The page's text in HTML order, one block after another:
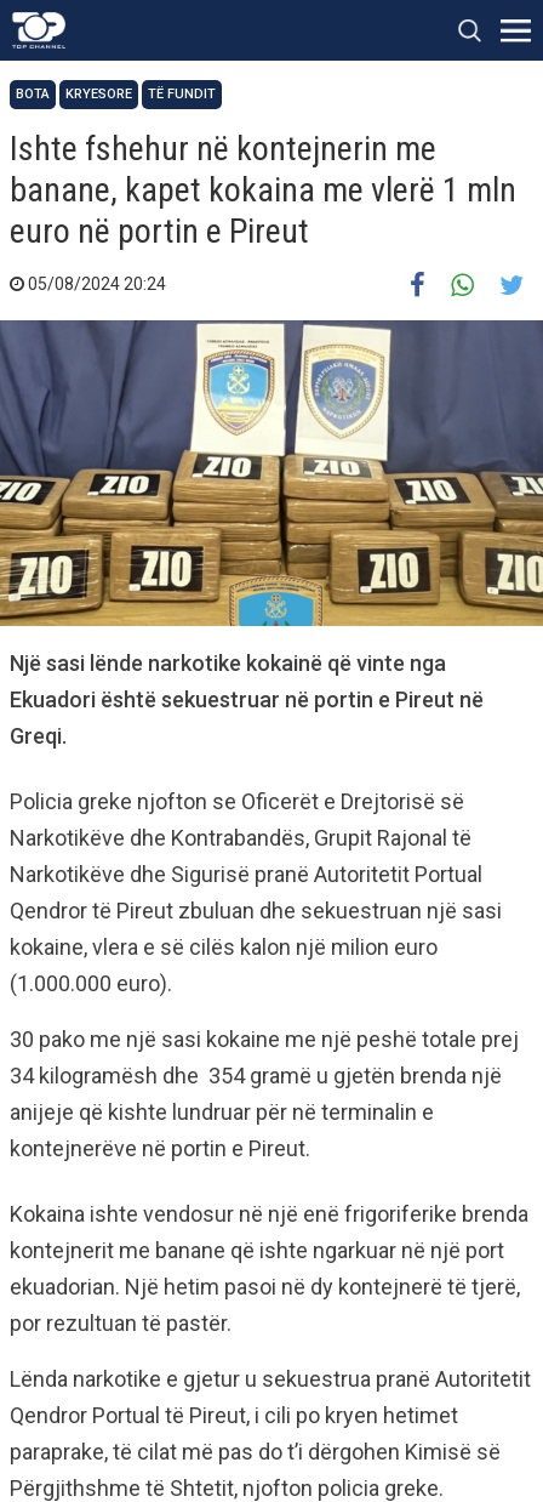
BOTA KRYESORE TË FUNDIT
Ishte fshehur në kontejnerin me
banane, kapet kokaina me vlerë 1 mln
euro në portin e Pireut
05/08/2024 20:24
Një sasi lënde narkotike kokainë që vinte nga
Ekuadori është sekuestruar në portin e Pireut në
Greqi.
Policia greke njofton se Oficerët e Drejtorisë së
Narkotikëve dhe Kontrabandës, Grupit Rajonal të
Narkotikëve dhe Sigurisë pranë Autoritetit Portual
Qendror të Pireut zbuluan dhe sekuestruan një sasi
kokaine, vlera e së cilës kalon një milion euro
(1.000.000 euro).
30 pako me një sasi kokaine me një peshë totale prej
34 kilogramësh dhe 354 gramë u gjetën brenda një
anijeje që kishte lundruar për në terminalin e
kontejnerëve në portin e Pireut.
Kokaina ishte vendosur në një enë frigoriferike brenda
kontejnerit me banane që ishte ngarkuar në një port
ekuadorian. Një hetim pasoi në dy kontejnerë të tjerë,
por rezultuan të pastër.
Lënda narkotike e gjetur u sekuestrua pranë Autoritetit
Qendror Portual të Pireut, i cili po kryen hetimet
paraprake, të cilat më pas do t’i dërgohen Kimisë së
Përgjithshme të Shtetit, njofton policia greke.